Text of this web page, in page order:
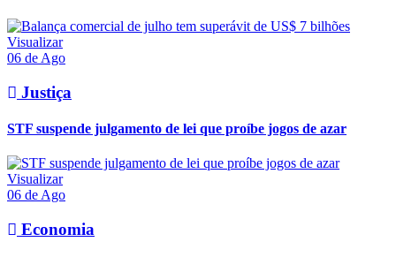
Visualizar
06 de Ago
Justiça
STF suspende julgamento de lei que proíbe jogos de azar
Visualizar
06 de Ago
Economia